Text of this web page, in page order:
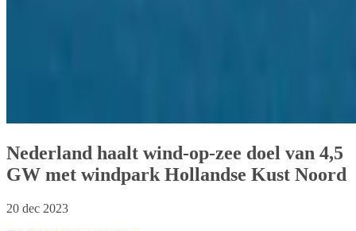
Nederland haalt wind-op-zee doel van 4,5
GW met windpark Hollandse Kust Noord
20 dec 2023